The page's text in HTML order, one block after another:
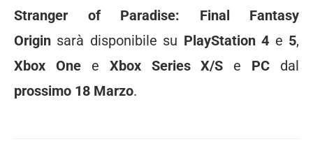
Stranger of Paradise: Final Fantasy
Origin sarà disponibile su PlayStation 4 e 5,
Xbox Onee Xbox Series X/S e PC dal
prossimo 18 Marzo.